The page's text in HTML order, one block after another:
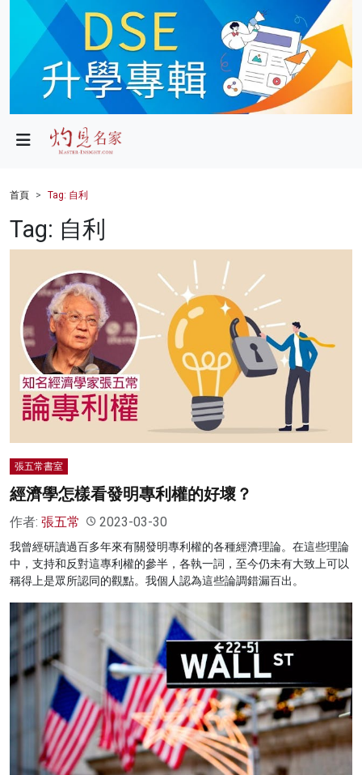
政局
財經
健康
商業
科技
影片
名家榜
灼見活動
首頁 Tag: 自利
Tag: 自利
張五常書室
經濟學怎樣看發明專利權的好壞？
作者: 張五常 2023-03-30
我曾經研讀過百多年來有關發明專利權的各種經濟理論。在這些理論
中，支持和反對這專利權的參半，各執一詞，至今仍未有大致上可以
稱得上是眾所認同的觀點。我個人認為這些論調錯漏百出。